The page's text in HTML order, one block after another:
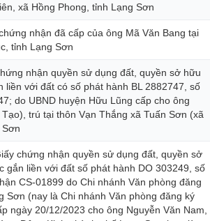
xã Hồng Phong, tỉnh Lạng Sơn
nhận đã cấp của ông Mã Văn Bang tại
tỉnh Lạng Sơn
nhận quyền sử dụng đất, quyền sở hữu
liền với đất có số phát hành BL 2882747, số
do UBND huyện Hữu Lũng cấp cho ông
trú tại thôn Vạn Thắng xã Tuấn Sơn (xã
chứng nhận quyền sử dụng đất, quyền sở
gắn liền với đất số phát hành DO 303249, số
CS-01899 do Chi nhánh Văn phòng đăng
Sơn (nay là Chi nhánh Văn phòng đăng ký
ngày 20/12/2023 cho ông Nguyễn Văn Nam,